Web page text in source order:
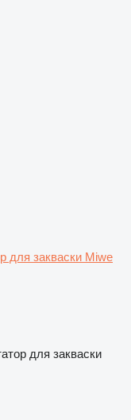
для закваски Miwe
для закваски